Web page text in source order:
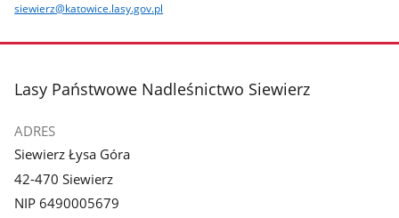
siewierz@katowice.lasy.gov.pl
stopka
Lasy Państwowe Nadleśnictwo Siewierz
ADRES
Siewierz Łysa Góra
42-470 Siewierz
NIP 6490005679